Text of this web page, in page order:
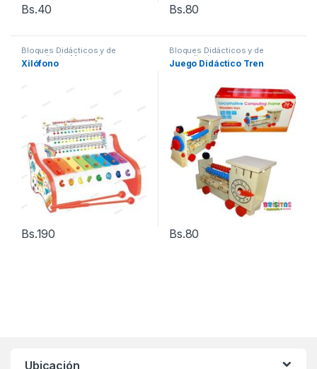
Bs.40 Bs.80
Bloques Didácticos y de
aprendizaje Musicales para
Bebes
Xilófono
Bs.190
Bloques Didácticos y de
aprendizaje
Juego Didáctico Tren
Bs.80
Ubicación